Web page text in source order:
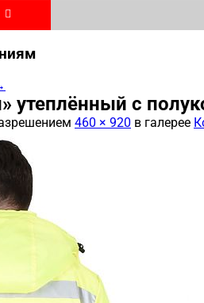
утеплённый с
460 × 920 в галерее